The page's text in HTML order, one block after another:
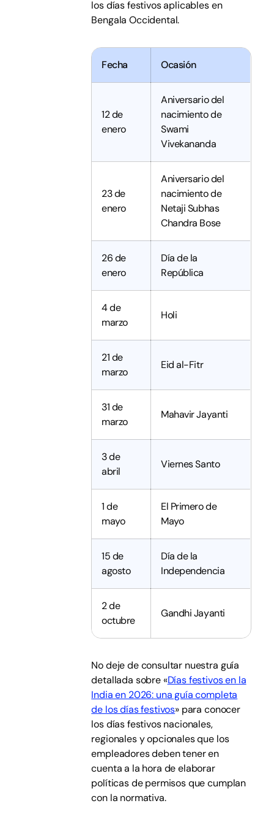
los días festivos aplicables en
Bengala Occidental.
Fecha Ocasión
12 de
enero
Aniversario del
nacimiento de
Swami
Vivekananda
23 de
enero
Aniversario del
nacimiento de
Netaji Subhas
Chandra Bose
26 de
enero
Día de la
República
4 de
marzo
Holi
21 de
marzo
Eid al-Fitr
31 de
marzo
Mahavir Jayanti
3 de
abril
Viernes Santo
1 de
mayo
El Primero de
Mayo
15 de
agosto
Día de la
Independencia
2 de
octubre
Gandhi Jayanti
No deje de consultar nuestra guía
detallada sobre «Días festivos en la
India en 2026: una guía completa
de los días festivos» para conocer
los días festivos nacionales,
regionales y opcionales que los
empleadores deben tener en
cuenta a la hora de elaborar
políticas de permisos que cumplan
con la normativa.